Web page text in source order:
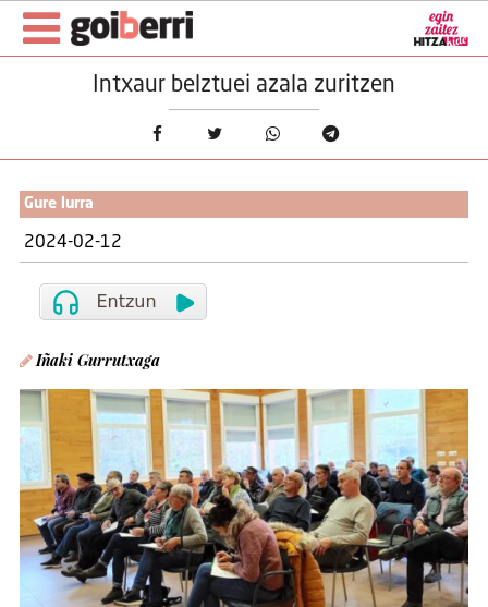
Intxaur belztuei azala zuritzen
Gure lurra
2024-02-12
Iñaki Gurrutxaga